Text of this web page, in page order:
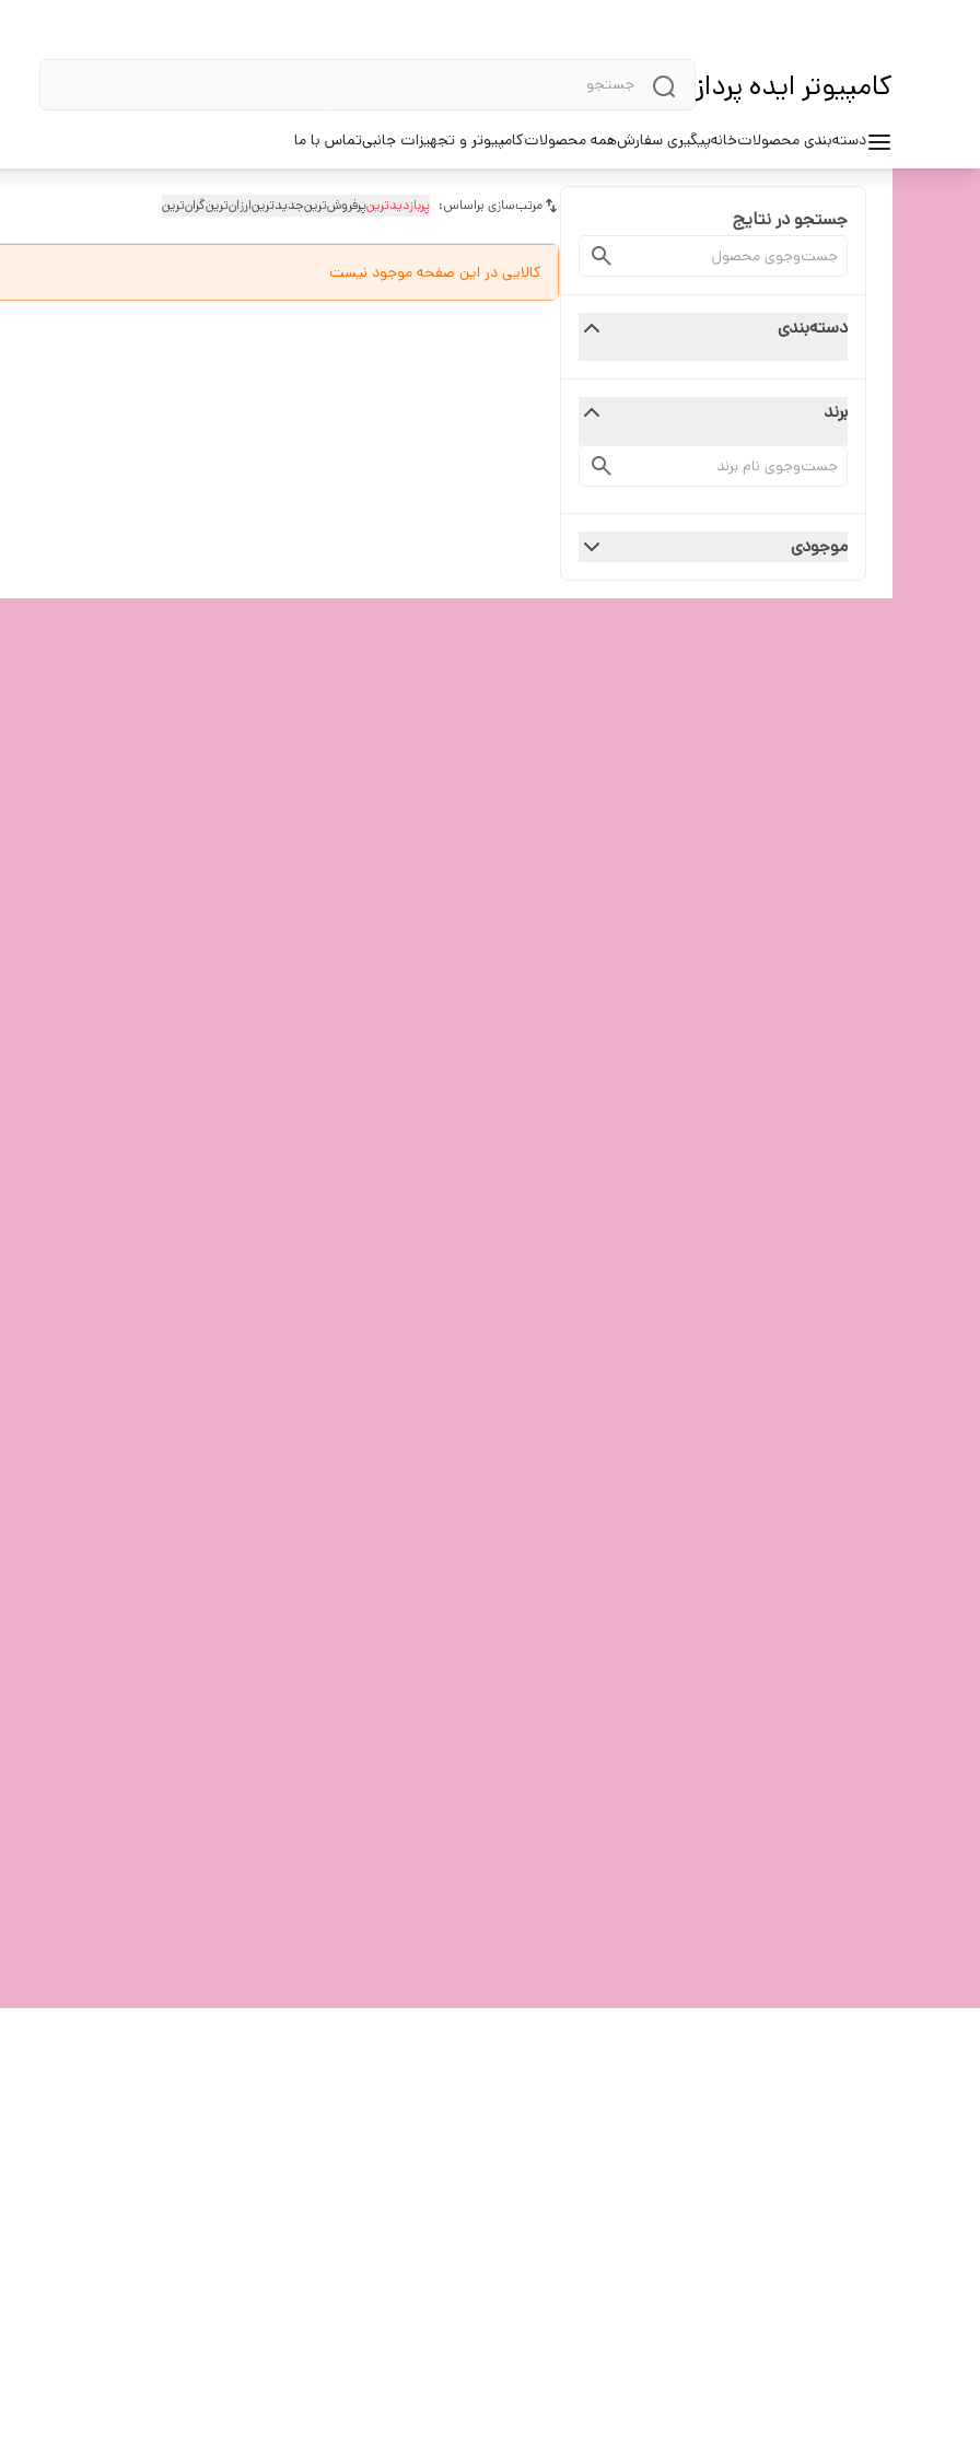
کامپیوتر ایده پرداز
دسته‌بندی محصولاتخانهپیگیری سفارشهمه محصولاتکامپیوتر و تجهیزات جانبیتماس با ما
جستجو در نتایج
دسته‌بندی
برند
موجودی
مرتب‌سازی براساس: پربازدیدترینپرفروش‌ترینجدیدترینارزان‌ترینگران‌ترین
کالایی در این صفحه موجود نیست